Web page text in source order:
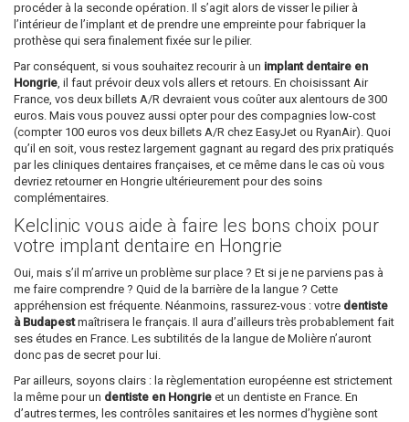
procéder à la seconde opération. Il s’agit alors de visser le pilier à
l’intérieur de l’implant et de prendre une empreinte pour fabriquer la
prothèse qui sera finalement fixée sur le pilier.
Par conséquent, si vous souhaitez recourir à un implant dentaire en
Hongrie, il faut prévoir deux vols allers et retours. En choisissant Air
France, vos deux billets A/R devraient vous coûter aux alentours de 300
euros. Mais vous pouvez aussi opter pour des compagnies low-cost
(compter 100 euros vos deux billets A/R chez EasyJet ou RyanAir). Quoi
qu’il en soit, vous restez largement gagnant au regard des prix pratiqués
par les cliniques dentaires françaises, et ce même dans le cas où vous
devriez retourner en Hongrie ultérieurement pour des soins
complémentaires.
Kelclinic vous aide à faire les bons choix pour
votre implant dentaire en Hongrie
Oui, mais s’il m’arrive un problème sur place ? Et si je ne parviens pas à
me faire comprendre ? Quid de la barrière de la langue ? Cette
appréhension est fréquente. Néanmoins, rassurez-vous : votre dentiste
à Budapestmaîtrisera le français. Il aura d’ailleurs très probablement fait
ses études en France. Les subtilités de la langue de Molière n’auront
donc pas de secret pour lui.
Par ailleurs, soyons clairs : la règlementation européenne est strictement
la même pour un dentiste en Hongrie et un dentiste en France. En
d’autres termes, les contrôles sanitaires et les normes d’hygiène sont